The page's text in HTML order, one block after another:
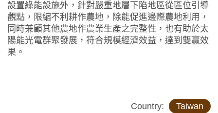
設置綠能設施外，針對嚴重地層下陷地區從區位引導
觀點，限縮不利耕作農地，除能促進邊際農地利用，
同時兼顧其他農地作農業生產之完整性，也有助於太
陽能光電群聚發展，符合規模經濟效益，達到雙贏效
果。
Country: Taiwan